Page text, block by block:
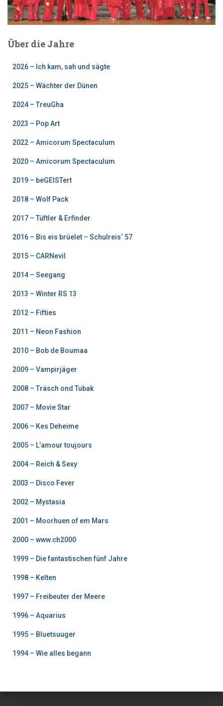
Über die Jahre
2026 – Ich kam, sah und sägte
2025 – Wächter der Dünen
2024 – TreuGha
2023 – Pop Art
2022 – Amicorum Spectaculum
2020 – Amicorum Spectaculum
2019 – beGEISTert
2018 – Wolf Pack
2017 – Tüftler & Erfinder
2016 – Bis eis brüelet – Schulreis‘ 57
2015 – CARNevil
2014 – Seegang
2013 – Winter RS 13
2012 – Fifties
2011 – Neon Fashion
2010 – Bob de Boumaa
2009 – Vampirjäger
2008 – Träsch ond Tubak
2007 – Movie Star
2006 – Kes Deheime
2005 – L’amour toujours
2004 – Reich & Sexy
2003 – Disco Fever
2002 – Mystasia
2001 – Moorhuen of em Mars
2000 – www.ch2000
1999 – Die fantastischen fünf Jahre
1998 – Kelten
1997 – Freibeuter der Meere
1996 – Aquarius
1995 – Bluetsuuger
1994 – Wie alles begann